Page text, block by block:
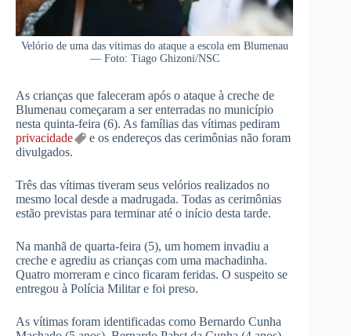
Velório de uma das vítimas do ataque a escola em Blumenau
— Foto: Tiago Ghizoni/NSC
As crianças que faleceram após o ataque à creche de
Blumenau começaram a ser enterradas no município
nesta quinta-feira (6). As famílias das vítimas pediram
privacidade
e os endereços das cerimônias não foram
divulgados.
Três das vítimas tiveram seus velórios realizados no
mesmo local desde a madrugada. Todas as cerimônias
estão previstas para terminar até o início desta tarde.
Na manhã de quarta-feira (5), um homem invadiu a
creche e agrediu as crianças com uma machadinha.
Quatro morreram e cinco ficaram feridas. O suspeito se
entregou à Polícia Militar e foi preso.
As vítimas foram identificadas como Bernardo Cunha